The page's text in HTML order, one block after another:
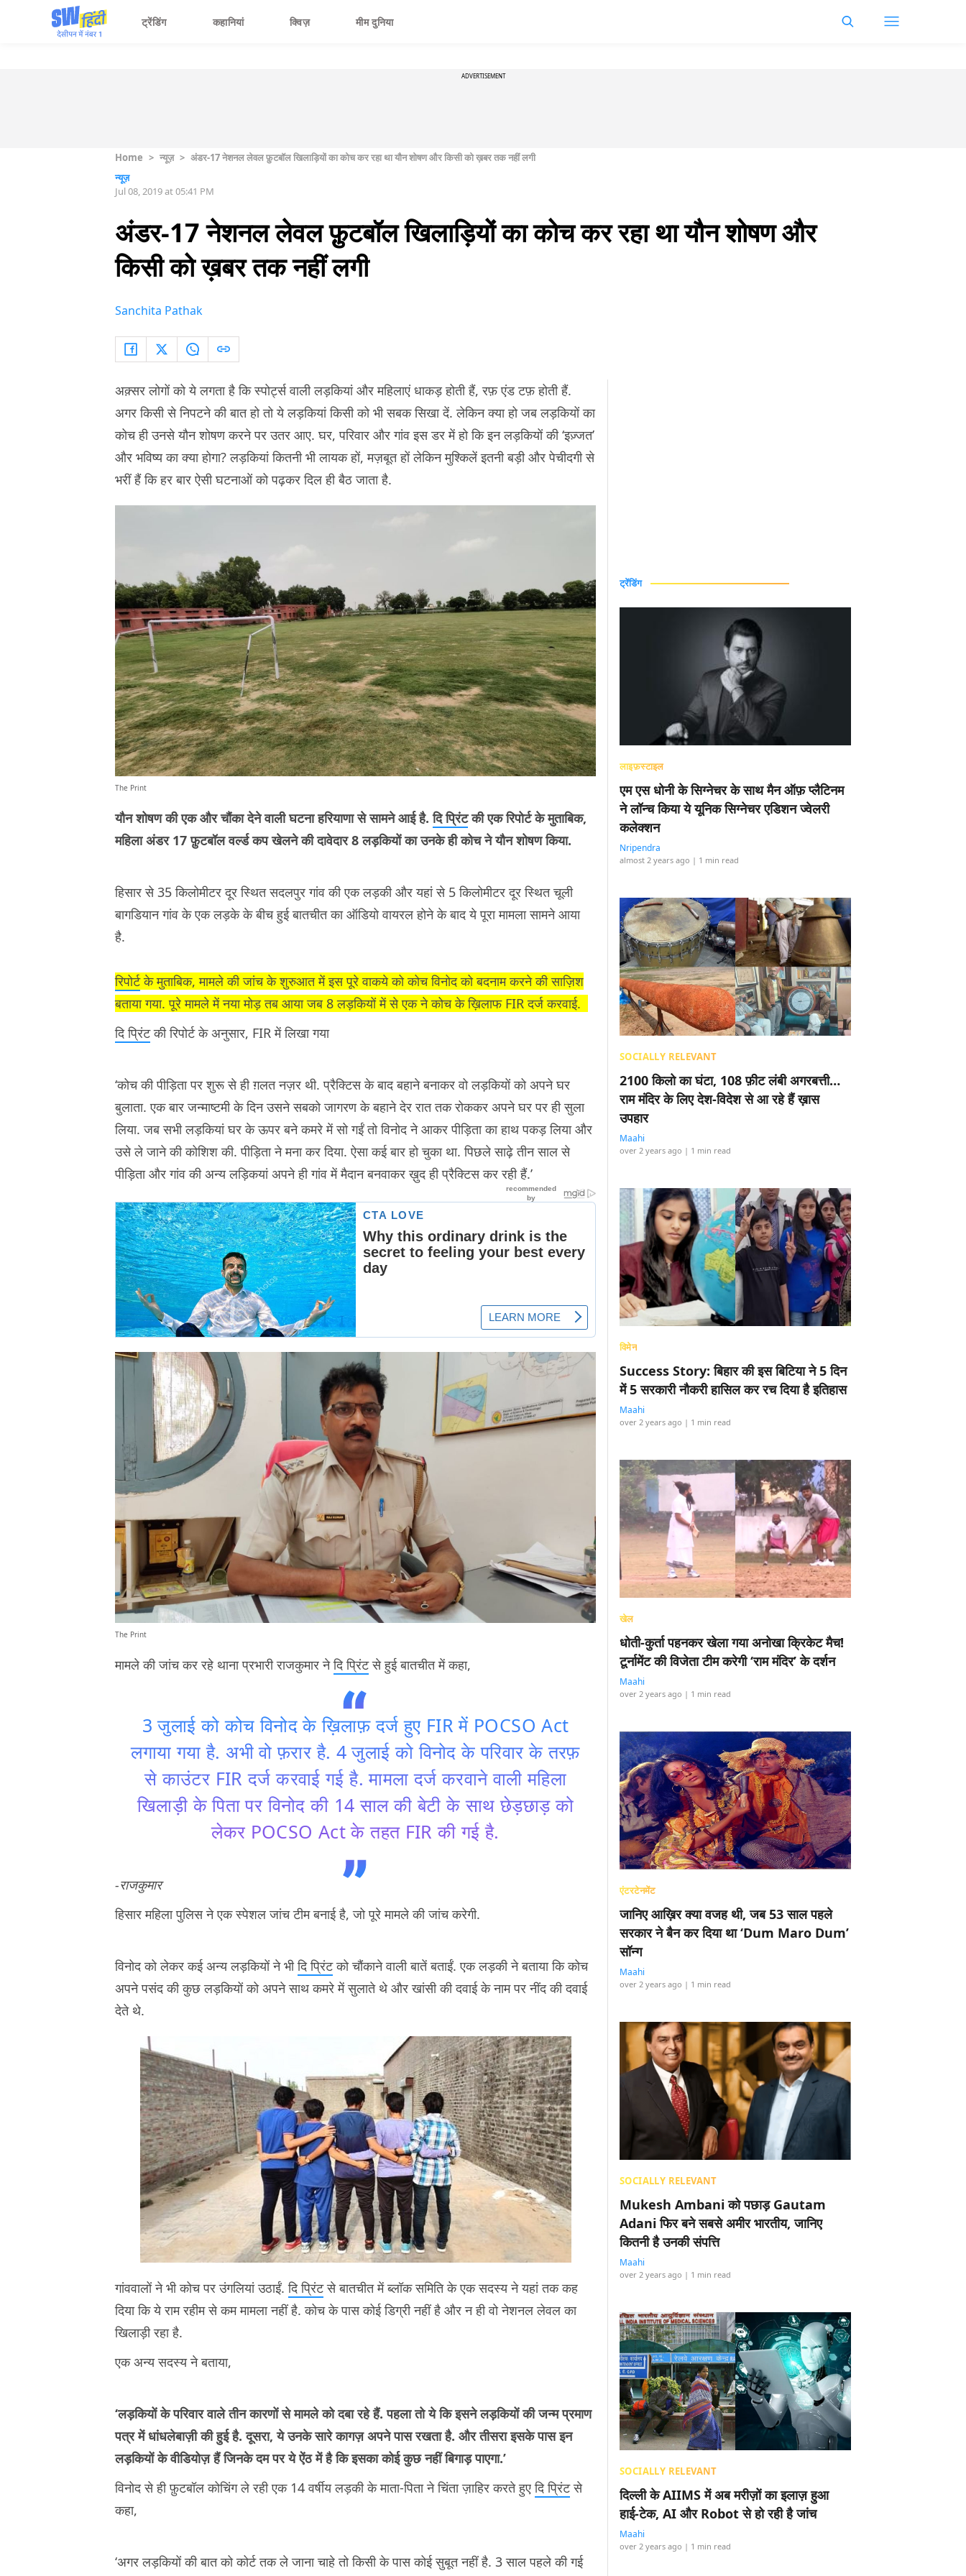
ट्रेंडिंग कहानियां क्विज़ मीम दुनिया
ADVERTISEMENT
Home > न्यूज़ > अंडर-17 नेशनल लेवल फ़ुटबॉल खिलाड़ियों का कोच कर रहा था यौन शोषण और किसी को ख़बर तक नहीं लगी
न्यूज़
Jul 08, 2019 at 05:41 PM
अंडर-17 नेशनल लेवल फ़ुटबॉल खिलाड़ियों का कोच कर रहा था यौन शोषण और
किसी को ख़बर तक नहीं लगी
Sanchita Pathak
अक़्सर लोगों को ये लगता है कि स्पोर्ट्स वाली लड़कियां और महिलाएं धाकड़ होती हैं, रफ़ एंड टफ़ होती हैं.
अगर किसी से निपटने की बात हो तो ये लड़कियां किसी को भी सबक सिखा दें. लेकिन क्या हो जब लड़कियों का
कोच ही उनसे यौन शोषण करने पर उतर आए. घर, परिवार और गांव इस डर में हो कि इन लड़कियों की ‘इज़्जत’
और भविष्य का क्या होगा? लड़कियां कितनी भी लायक हों, मज़बूत हों लेकिन मुश्किलें इतनी बड़ी और पेचीदगी से
भरीं हैं कि हर बार ऐसी घटनाओं को पढ़कर दिल ही बैठ जाता है.
The Print
यौन शोषण की एक और चौंका देने वाली घटना हरियाणा से सामने आई है.दि प्रिंटकी एक रिपोर्ट के मुताबिक,
महिला अंडर 17 फ़ुटबॉल वर्ल्ड कप खेलने की दावेदार 8 लड़कियों का उनके ही कोच ने यौन शोषण किया.
हिसार से 35 किलोमीटर दूर स्थित सदलपुर गांव की एक लड़की और यहां से 5 किलोमीटर दूर स्थित चूली
बागडियान गांव के एक लड़के के बीच हुई बातचीत का ऑडियो वायरल होने के बाद ये पूरा मामला सामने आया
है.
रिपोर्टके मुताबिक, मामले की जांच के शुरुआत में इस पूरे वाकये को कोच विनोद को बदनाम करने की साज़िश
बताया गया. पूरे मामले में नया मोड़ तब आया जब 8 लड़कियों में से एक ने कोच के ख़िलाफ FIR दर्ज करवाई.
दि प्रिंटकी रिपोर्ट के अनुसार, FIR में लिखा गया
‘कोच की पीड़िता पर शुरू से ही ग़लत नज़र थी. प्रैक्टिस के बाद बहाने बनाकर वो लड़कियों को अपने घर
बुलाता. एक बार जन्माष्टमी के दिन उसने सबको जागरण के बहाने देर रात तक रोककर अपने घर पर ही सुला
लिया. जब सभी लड़कियां घर के ऊपर बने कमरे में सो गईं तो विनोद ने आकर पीड़िता का हाथ पकड़ लिया और
उसे ले जाने की कोशिश की. पीड़िता ने मना कर दिया. ऐसा कई बार हो चुका था. पिछले साढ़े तीन साल से
पीड़िता और गांव की अन्य लड़िकयां अपने ही गांव में मैदान बनवाकर ख़ुद ही प्रैक्टिस कर रही हैं.’
The Print
मामले की जांच कर रहे थाना प्रभारी राजकुमार नेदि प्रिंटसे हुई बातचीत में कहा,
3 जुलाई को कोच विनोद के ख़िलाफ़ दर्ज हुए FIR में POCSO Act
लगाया गया है. अभी वो फ़रार है. 4 जुलाई को विनोद के परिवार के तरफ़
से काउंटर FIR दर्ज करवाई गई है. मामला दर्ज करवाने वाली महिला
खिलाड़ी के पिता पर विनोद की 14 साल की बेटी के साथ छेड़छाड़ को
लेकर POCSO Act के तहत FIR की गई है.
-राजकुमार
हिसार महिला पुलिस ने एक स्पेशल जांच टीम बनाई है, जो पूरे मामले की जांच करेगी.
विनोद को लेकर कई अन्य लड़कियों ने भीदि प्रिंटको चौंकाने वाली बातें बताईं. एक लड़की ने बताया कि कोच
अपने पसंद की कुछ लड़कियों को अपने साथ कमरे में सुलाते थे और खांसी की दवाई के नाम पर नींद की दवाई
देते थे.
गांववालों ने भी कोच पर उंगलियां उठाईं.दि प्रिंटसे बातचीत में ब्लॉक समिति के एक सदस्य ने यहां तक कह
दिया कि ये राम रहीम से कम मामला नहीं है. कोच के पास कोई डिग्री नहीं है और न ही वो नेशनल लेवल का
खिलाड़ी रहा है.
एक अन्य सदस्य ने बताया,
‘लड़कियों के परिवार वाले तीन कारणों से मामले को दबा रहे हैं. पहला तो ये कि इसने लड़कियों की जन्म प्रमाण
पत्र में धांधलेबाज़ी की हुई है. दूसरा, ये उनके सारे कागज़ अपने पास रखता है. और तीसरा इसके पास इन
लड़कियों के वीडियोज़ हैं जिनके दम पर ये ऐंठ में है कि इसका कोई कुछ नहीं बिगाड़ पाएगा.’
विनोद से ही फ़ुटबॉल कोचिंग ले रही एक 14 वर्षीय लड़की के माता-पिता ने चिंता ज़ाहिर करते हुएदि प्रिंटसे
कहा,
‘अगर लड़कियों की बात को कोर्ट तक ले जाना चाहे तो किसी के पास कोई सुबूत नहीं है. 3 साल पहले की गई
ट्रेंडिंग
लाइफ़स्टाइल
एम एस धोनी के सिग्नेचर के साथ मैन ऑफ़ प्लैटिनम
ने लॉन्च किया ये यूनिक सिग्नेचर एडिशन ज्वेलरी
कलेक्शन
Nripendra
almost 2 years ago | 1 min read
SOCIALLY RELEVANT
2100 किलो का घंटा, 108 फ़ीट लंबी अगरबत्ती…
राम मंदिर के लिए देश-विदेश से आ रहे हैं ख़ास
उपहार
Maahi
over 2 years ago | 1 min read
विमेन
Success Story: बिहार की इस बिटिया ने 5 दिन
में 5 सरकारी नौकरी हासिल कर रच दिया है इतिहास
Maahi
over 2 years ago | 1 min read
खेल
धोती-कुर्ता पहनकर खेला गया अनोखा क्रिकेट मैच!
टूर्नामेंट की विजेता टीम करेगी ‘राम मंदिर’ के दर्शन
Maahi
over 2 years ago | 1 min read
एंटरटेनमेंट
जानिए आख़िर क्या वजह थी, जब 53 साल पहले
सरकार ने बैन कर दिया था ‘Dum Maro Dum’
सॉन्ग
Maahi
over 2 years ago | 1 min read
SOCIALLY RELEVANT
Mukesh Ambani को पछाड़ Gautam
Adani फिर बने सबसे अमीर भारतीय, जानिए
कितनी है उनकी संपत्ति
Maahi
over 2 years ago | 1 min read
SOCIALLY RELEVANT
दिल्ली के AIIMS में अब मरीज़ों का इलाज़ हुआ
हाई-टेक, AI और Robot से हो रही है जांच
Maahi
over 2 years ago | 1 min read